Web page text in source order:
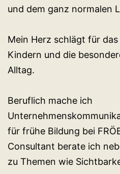
und dem ganz normalen
Mein Herz schlägt für
Kindern und die
Alltag.
Beruflich mache ich
für frühe Bildung bei
Consultant berate ich
zu Themen wie